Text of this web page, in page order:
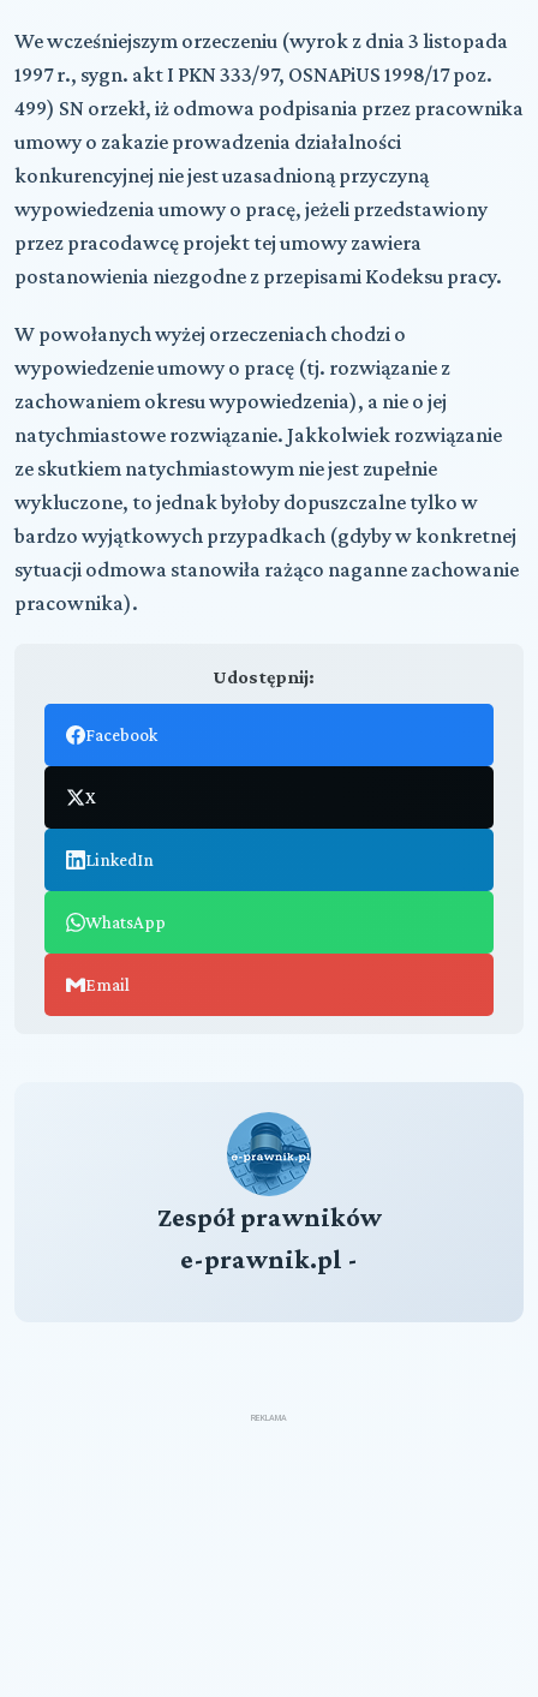
We wcześniejszym orzeczeniu (wyrok z dnia 3 listopada
1997 r., sygn. akt I PKN 333/97, OSNAPiUS 1998/17 poz.
499) SN orzekł, iż odmowa podpisania przez pracownika
umowy o zakazie prowadzenia działalności
konkurencyjnej nie jest uzasadnioną przyczyną
wypowiedzenia umowy o pracę, jeżeli przedstawiony
przez pracodawcę projekt tej umowy zawiera
postanowienia niezgodne z przepisami Kodeksu pracy.
W powołanych wyżej orzeczeniach chodzi o
wypowiedzenie umowy o pracę (tj. rozwiązanie z
zachowaniem okresu wypowiedzenia), a nie o jej
natychmiastowe rozwiązanie. Jakkolwiek rozwiązanie
ze skutkiem natychmiastowym nie jest zupełnie
wykluczone, to jednak byłoby dopuszczalne tylko w
bardzo wyjątkowych przypadkach (gdyby w konkretnej
sytuacji odmowa stanowiła rażąco naganne zachowanie
pracownika).
Udostępnij:
Facebook
X
LinkedIn
WhatsApp
Email
Zespół prawników
e-prawnik.pl -
REKLAMA